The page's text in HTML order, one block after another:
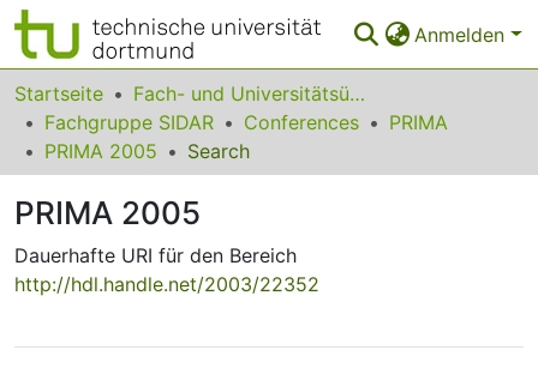
Anmelden
Bereiche & Sammlungen
Das gesamte Repositorium
Leitlinien
Startseite
Fach- und Universitätsübergreifendes
Fachgruppe SIDAR
Conferences
PRIMA
PRIMA 2005
Search
PRIMA 2005
Dauerhafte URI für den Bereich
http://hdl.handle.net/2003/22352